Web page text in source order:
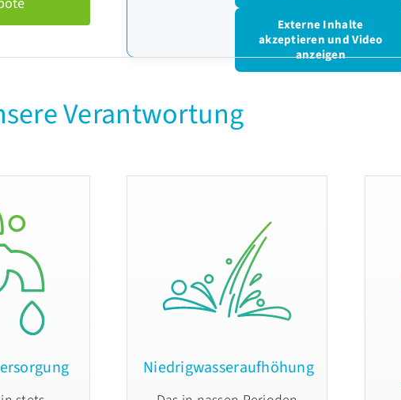
Externe Inhalte
akzeptieren und Video
anzeigen
Verantwortung
Niedrigwasseraufhöhung